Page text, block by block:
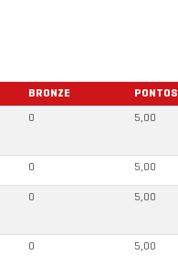
BRONZE PONTOS
0 5,00
0 5,00
0 5,00
0 5,00